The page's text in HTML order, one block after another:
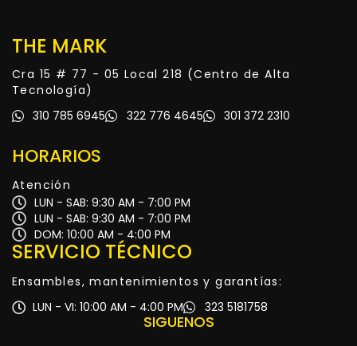
THE MARK
Cra 15 # 77 - 05 Local 218 (Centro de Alta
Tecnología)
310 785 6945
322 776 4645 301 372 2310
HORARIOS
Atención
LUN - SAB: 9:30 AM - 7:00 PM
LUN - SAB: 9:30 AM - 7:00 PM
DOM: 10:00 AM - 4:00 PM
SERVICIO TÉCNICO
Ensambles, mantenimientos y garantías:
LUN - VI: 10:00 AM - 4:00 PM
323 5181758
SIGUENOS